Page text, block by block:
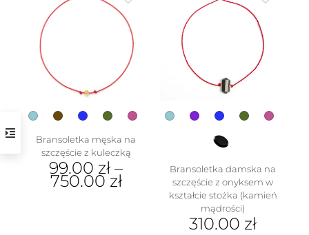
Bransoletka męska na
szczęście z kuleczką
99.00 zł –
750.00 zł
Bransoletka damska na
szczęście z onyksem w
kształcie stożka (kamień
mądrości)
310.00 zł